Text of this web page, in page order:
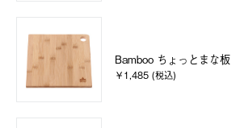
Bamboo ちょっとまな板
￥1,485 (税込)